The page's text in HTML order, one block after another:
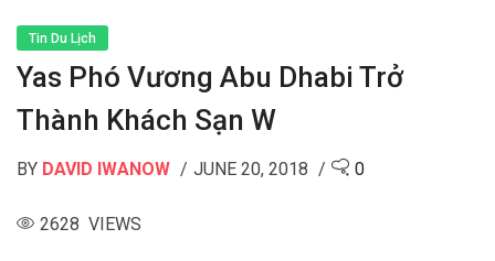
Tin Du Lịch
Yas Phó Vương Abu Dhabi Trở
Thành Khách Sạn W
BY DAVID IWANOW JUNE 20, 2018 0
2628 VIEWS